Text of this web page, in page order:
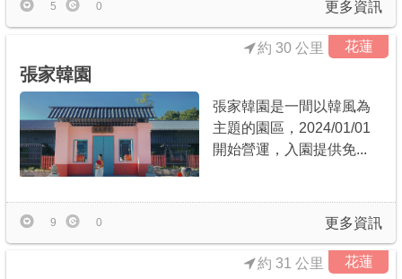
更多資訊
5 0
花蓮
張家韓園
約 30 公里
張家韓園是一間以韓風為
主題的園區，2024/01/01
開始營運，入園提供免...
更多資訊
9 0
花蓮
約 31 公里